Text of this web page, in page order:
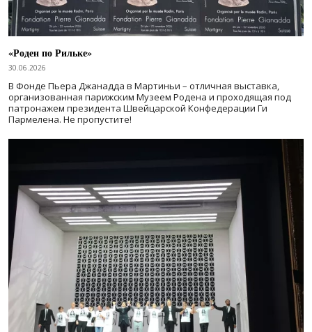
«Роден по Рильке»
30.06.2026
В Фонде Пьера Джанадда в Мартиньи – отличная выставка,
организованная парижским Музеем Родена и проходящая под
патронажем президента Швейцарской Конфедерации Ги
Пармелена. Не пропустите!